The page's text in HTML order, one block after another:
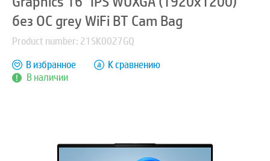
без ОС grey WiFi BT Cam Bag
Product number: 21SK0027GQ
В наличии
В избранное К сравнению